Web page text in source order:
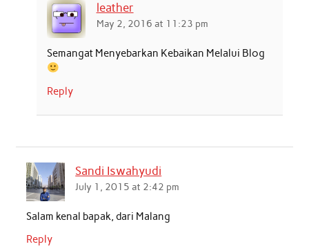
leather
May 2, 2016 at 11:23 pm
Semangat Menyebarkan Kebaikan Melalui Blog
Reply
Sandi Iswahyudi
July 1, 2015 at 2:42 pm
Salam kenal bapak, dari Malang
Reply